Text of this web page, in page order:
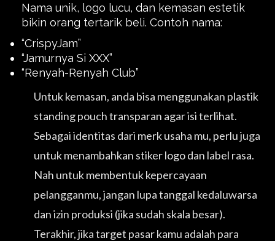
Nama unik, logo lucu, dan kemasan estetik
bikin orang tertarik beli. Contoh nama:
“CrispyJam”
“Jamurnya Si XXX”
“Renyah-Renyah Club”
Untuk kemasan, anda bisa menggunakan plastik
standing pouch transparan agar isi terlihat.
Sebagai identitas dari merk usaha mu, perlu juga
untuk menambahkan stiker logo dan label rasa.
Nah untuk membentuk kepercayaan
pelangganmu, jangan lupa tanggal kedaluwarsa
dan izin produksi (jika sudah skala besar).
Terakhir, jika target pasar kamu adalah para